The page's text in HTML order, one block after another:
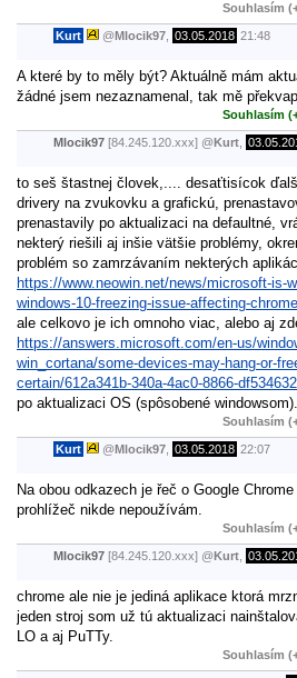
Souhlasím
Kurt @Mlocik97 03.05.2018 21:48
A které by to měly být? Aktuálně mám
žádné jsem nezaznamenal, tak mě
Souhlasím
Mlocik97 [84.245.120.xxx] @Kurt
to seš štastnej človek,.... desaťtisícok
drivery na zvukovku a grafickú,
prenastavily po aktualizaci na defaultné,
nekterý riešili aj inšie vätšie problémy,
problém so zamrzávaním nekterých
https://www.neowin.net/news/microsoft-is-
windows-10-freezing-issue-affecting-chrome
ale celkovo je ich omnoho viac, alebo aj
https://answers.microsoft.com/en-us/
win_cortana/some-devices-may-hang-or-
certain/612a341b-340a-4ac0-8866-
po aktualizaci OS (spôsobené windowsom).
Souhlasím
Kurt @Mlocik97 03.05.2018 22:07
Na obou odkazech je řeč o Google
prohlížeč nikde nepoužívám.
Souhlasím
Mlocik97 [84.245.120.xxx] @Kurt
chrome ale nie je jediná aplikace ktorá
jeden stroj som už tú aktualizaci
LO a aj PuTTy.
Souhlasím